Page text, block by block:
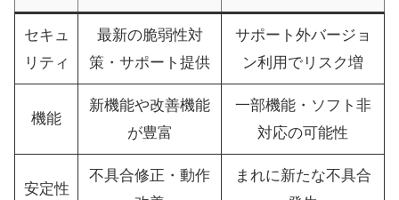
セキュ
リティ
最新の脆弱性対
策・サポート提供
サポート外バージョ
ン利用でリスク増
機能
新機能や改善機能
が豊富
一部機能・ソフト非
対応の可能性
安定性
不具合修正・動作
まれに新たな不具合